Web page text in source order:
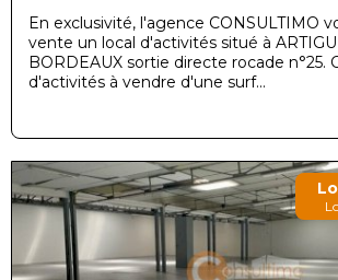
En exclusivité, l'agence CONSULTIMO
vente un local d'activités situé à
BORDEAUX sortie directe rocade n°25.
d'activités à vendre d'une surf...